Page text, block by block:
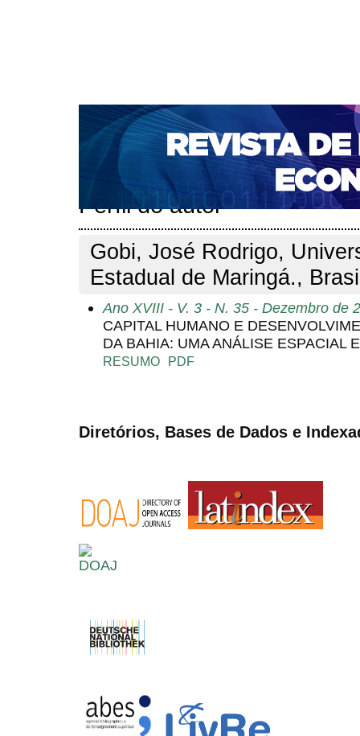
CAPA SOBRE ACESSO CADASTRO
NOTÍCIAS
PORTAL DE REVISTAS DA UNIFACS
BASES DE DADOS E INDEXADORES
Capa Pesquisa >Perfil do autor
Perfil do autor
Gobi, José Rodrigo,
Estadual de Maringá.,
Ano XVIII - V. 3 - N. 35 - Dezembro de
CAPITAL HUMANO E
DA BAHIA: UMA ANÁLISE ESPACIAL
RESUMO PDF
Diretórios, Bases de Dados e